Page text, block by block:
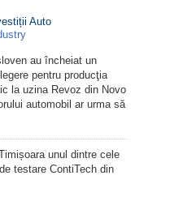
Auto
au încheiat un
pentru producţia
la uzina Revoz din Novo
automobil ar urma să